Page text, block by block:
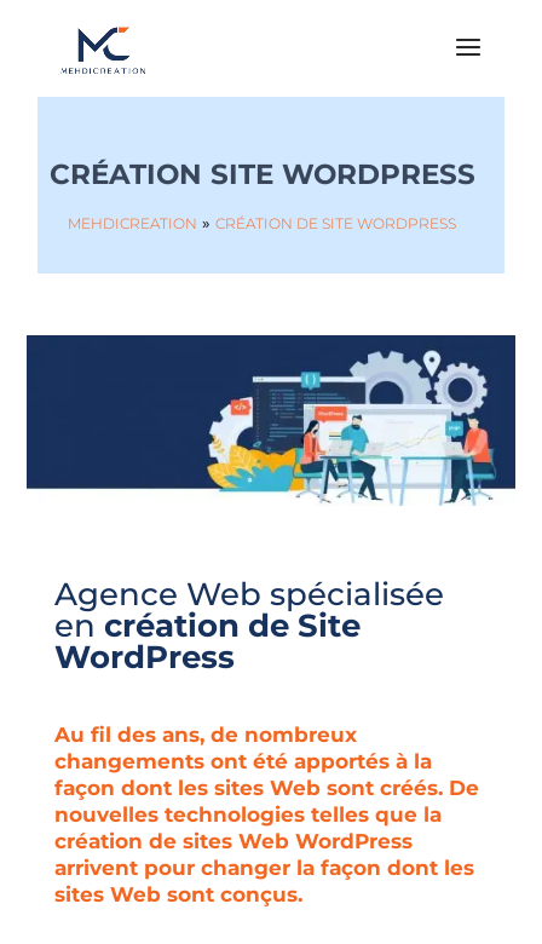
CRÉATION SITE WORDPRESS
MEHDICREATION » CRÉATION DE SITE WORDPRESS
Agence Web spécialisée
en création de Site
WordPress
Au fil des ans, de nombreux
changements ont été apportés à la
façon dont les sites Web sont créés. De
nouvelles technologies telles que la
création de sites Web WordPress
arrivent pour changer la façon dont les
sites Web sont conçus.